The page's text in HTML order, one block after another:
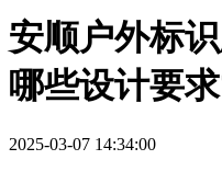
安顺户外标
哪些设计要
2025-03-07 14:34:00